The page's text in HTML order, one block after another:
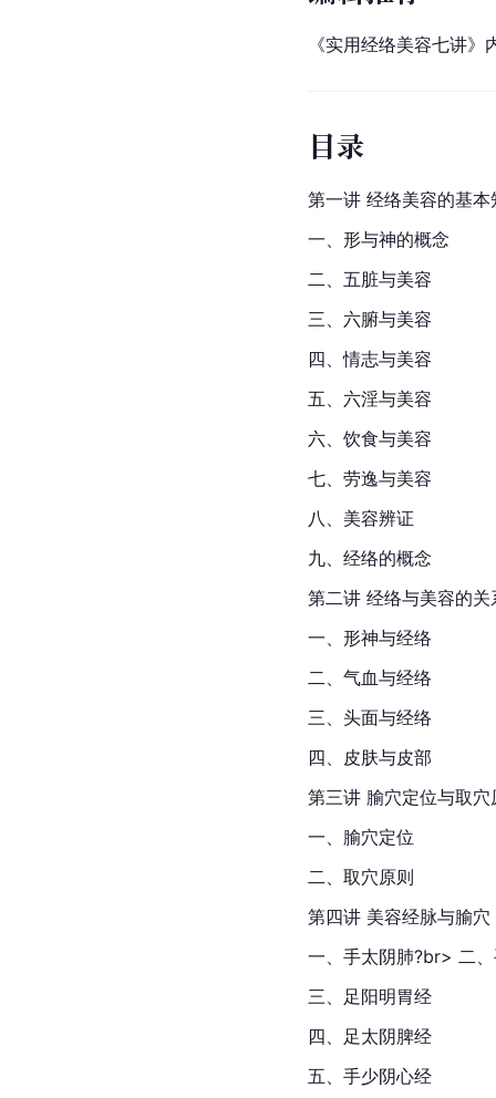
《实用经络美容七讲
目录
第一讲 经络美容的基本
一、形与神的概念
二、五脏与美容
三、六腑与美容
四、情志与美容
五、六淫与美容
六、饮食与美容
七、劳逸与美容
八、美容辨证
九、经络的概念
第二讲 经络与美容的关
一、形神与经络
二、气血与经络
三、头面与经络
四、皮肤与皮部
第三讲 腧穴定位与取穴
一、腧穴定位
二、取穴原则
第四讲 美容经脉与腧穴
一、手太阴肺?br> 二
三、足阳明胃经
四、足太阴脾经
五、手少阴心经